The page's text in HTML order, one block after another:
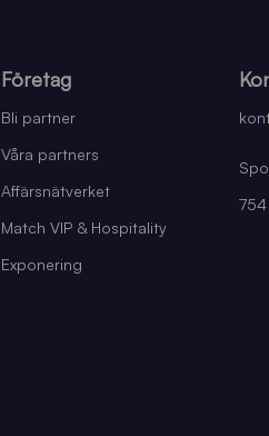
Företag
Bli partner
Våra partners
Affärsnätverket
Match VIP & Hospitality
Exponering
754